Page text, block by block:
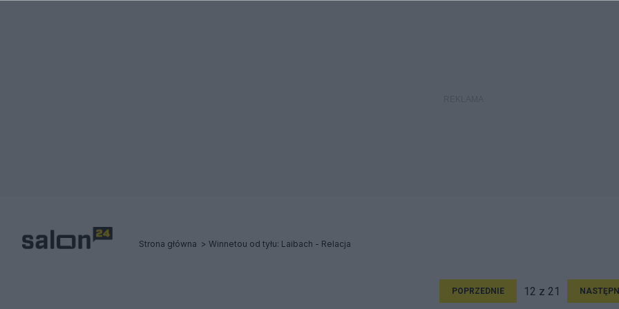
Strona główna Winnetou od tyłu: Laibach - Relacja
POPRZEDNIE 12 z 21